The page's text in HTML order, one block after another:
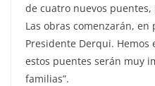
de cuatro nuevos
Las obras comenzarán,
Presidente Derqui. Hemos
estos puentes serán muy
familias”.